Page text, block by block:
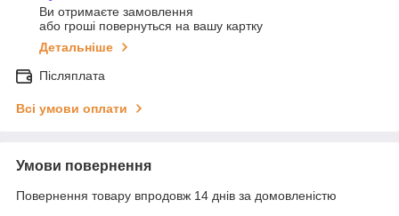
Ви отримаєте замовлення
або гроші повернуться на вашу картку
Детальніше
Післяплата
Всі умови оплати
Умови повернення
Повернення товару впродовж 14 днів за домовленістю